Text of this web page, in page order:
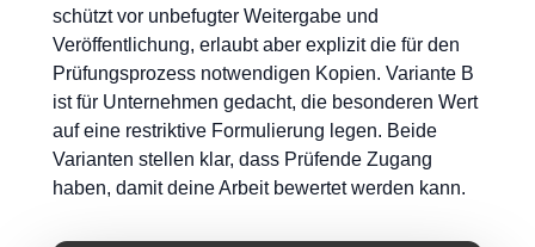
schützt vor unbefugter Weitergabe und
Veröffentlichung, erlaubt aber explizit die für den
Prüfungsprozess notwendigen Kopien. Variante B
ist für Unternehmen gedacht, die besonderen Wert
auf eine restriktive Formulierung legen. Beide
Varianten stellen klar, dass Prüfende Zugang
haben, damit deine Arbeit bewertet werden kann.